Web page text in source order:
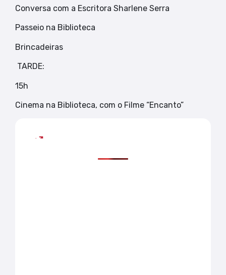
Conversa com a Escritora Sharlene Serra
Passeio na Biblioteca
Brincadeiras
TARDE:
15h
Cinema na Biblioteca, com o Filme “Encanto”